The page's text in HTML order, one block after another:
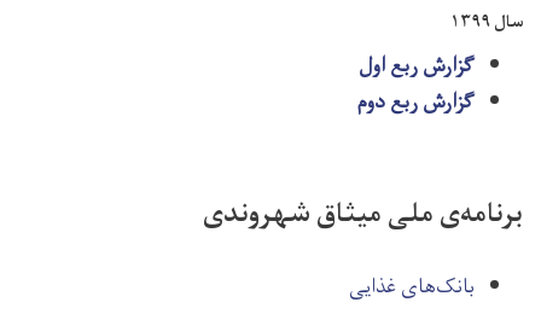
سال ۱۳۹۹
گزارش ربع اول
گزارش ربع دوم
برنامه‌ی ملی میثاق شهروندی
بانک‌های غذایی